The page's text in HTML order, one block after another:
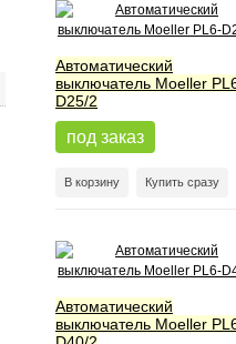
Автоматический
выключатель Moeller
D25/2
под заказ
В корзину Купить сразу
Автоматический
выключатель Moeller